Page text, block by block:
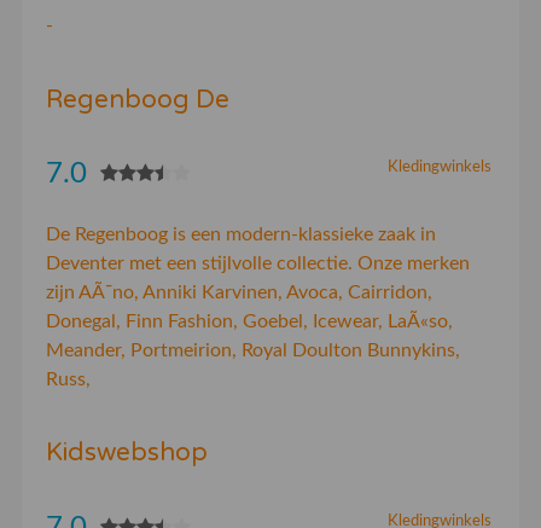
-
Regenboog De
Kledingwinkels
7.0
De Regenboog is een modern-klassieke zaak in
Deventer met een stijlvolle collectie. Onze merken
zijn AÃ¯no, Anniki Karvinen, Avoca, Cairridon,
Donegal, Finn Fashion, Goebel, Icewear, LaÃ«so,
Meander, Portmeirion, Royal Doulton Bunnykins,
Russ,
Kidswebshop
Kledingwinkels